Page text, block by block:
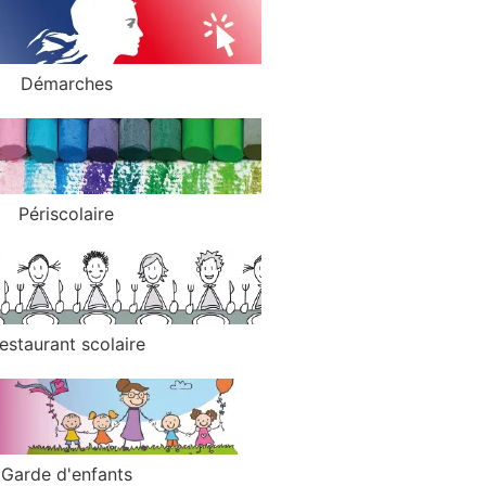
Démarches
Périscolaire
scolaire
Garde d'enfants